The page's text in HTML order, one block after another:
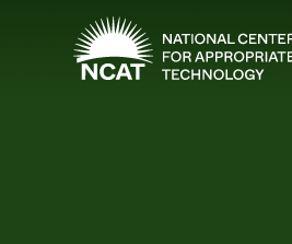
Ir al contenido principal